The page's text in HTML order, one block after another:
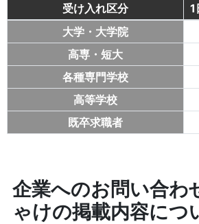
受け入れ区分 1
大学・大学院
高専・短大
各種専門学校
高等学校
既卒求職者
企業へのお問い合わ
ゃけの掲載内容につ